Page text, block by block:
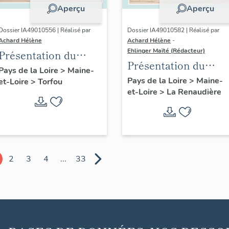
Aperçu
IA49010556 | Réalisé par
Hélène
du
de la
de Torfou
de la Loire > Maine-
Loire > Torfou
Aperçu
Dossier IA49010582 | Réalisé par
Achard Hélène -
Ehlinger Maïté (Rédacteur)
Présentation du
patrimoine
industriel de la
commune de La
Pays de la Loire > Maine-
et-Loire > La Renaudière
2 3 4 ... 33